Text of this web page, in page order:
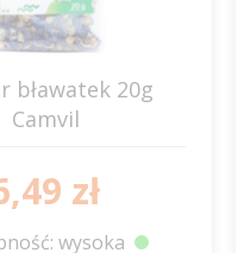
bławatek 20g
Camvil
zł
wysoka